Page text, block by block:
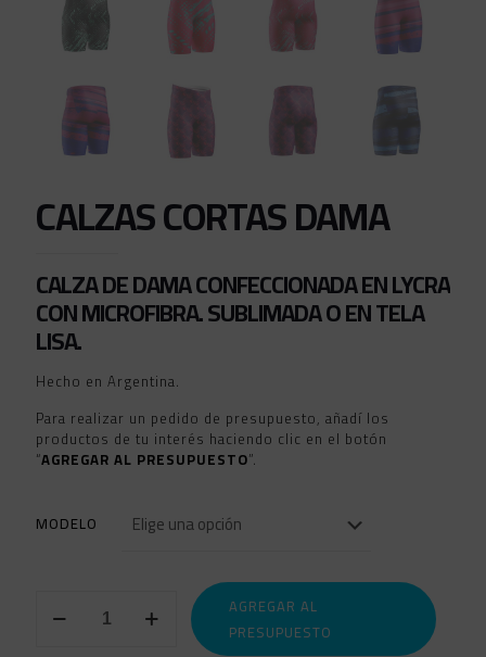
CALZAS CORTAS DAMA
CALZA DE DAMA CONFECCIONADA EN LYCRA
CON MICROFIBRA. SUBLIMADA O EN TELA
LISA.
Hecho en Argentina.
Para realizar un pedido de presupuesto, añadí los
productos de tu interés haciendo clic en el botón
“AGREGAR AL PRESUPUESTO”.
MODELO
CORTAS
AGREGAR AL
PRESUPUESTO